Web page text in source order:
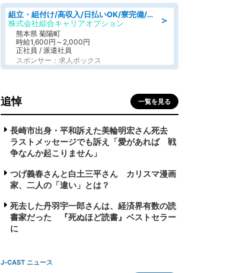
＞
組立・組付け/高収入/日払いOK/寮完備/交替制/20・30・40代活躍中
株式会社綜合キャリアオプション
熊本県 菊陽町
時給1,600円～2,000円
正社員 / 派遣社員
スポンサー：求人ボックス
追悼 一覧を見る
長崎市出身・平和訴えた美輪明宏さん死去
ラストメッセージでも訴え「愛があれば 戦
争なんか起こりません」
つげ義春さんと白土三平さん カリスマ漫画
家、二人の「違い」とは？
死去した丹羽宇一郎さんは、経済界有数の読
書家だった 『死ぬほど読書』ベストセラー
に
J-CAST ニュース